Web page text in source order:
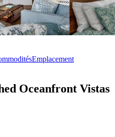
Emplacement
Oceanfront Vistas